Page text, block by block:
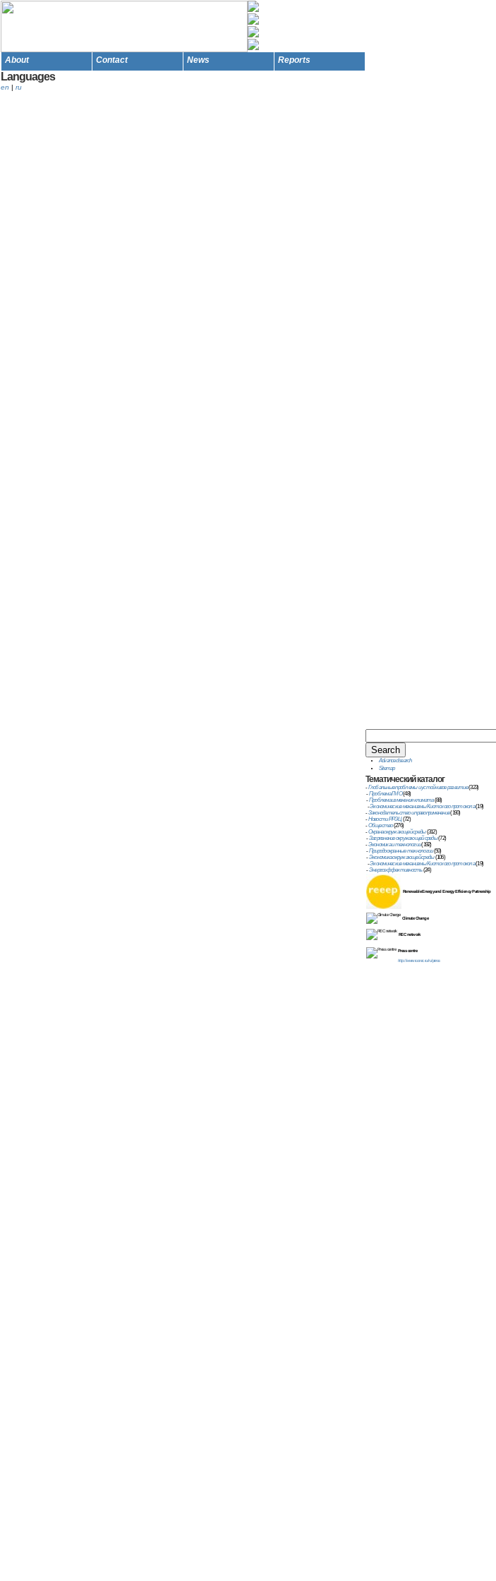
About Contact News Reports
Languages
en | ru
Advanced search
Sitemap
Тематическийкаталог
-Глобальные проблемы и устойчивое развитие(323)
-Проблема ГМО(48)
-Проблема изменения климата(88)
-Экономические механизмы Киотского протокола(19)
-Законодательство и правоприменение(190)
-Новости РРЭЦ(72)
-Общество(276)
-Охрана окружающей среды(312)
-Загрязнение окружающей среды(72)
-Экономика и технологии(192)
-Природоохранные технологии(50)
-Экономика окружающей среды(106)
-Экономические механизмы Киотского протокола(19)
-Энергоэффективность(24)
Renewable Energy and Energy Efficiency Partnership
Climate Change
REC network
Press centre
http://www.rusrec.ru/ru/press